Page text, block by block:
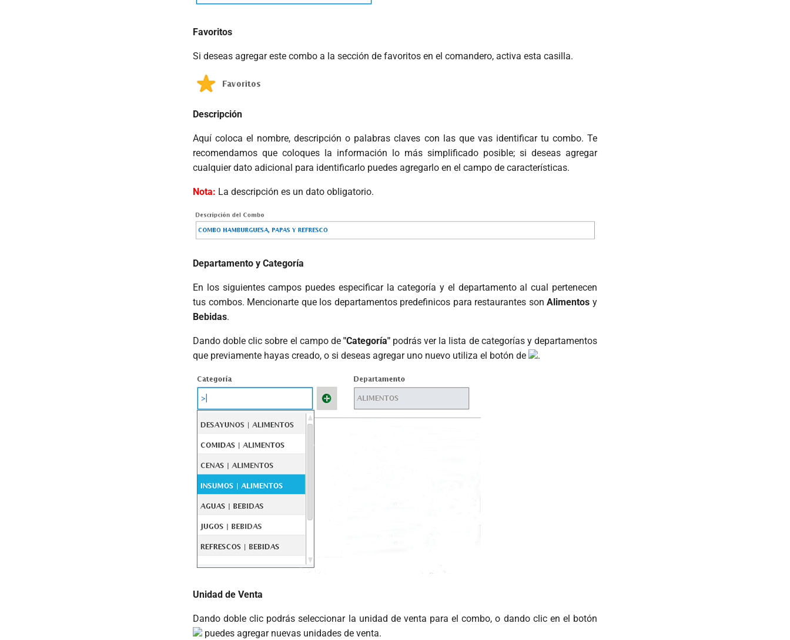
Favoritos
Si deseas agregar este combo a la sección de favoritos en el comandero, activa esta casilla.
Descripción
Aquí coloca el nombre, descripción o palabras claves con las que vas identificar tu combo. Te
recomendamos que coloques la información lo más simplificado posible; si deseas agregar
cualquier dato adicional para identificarlo puedes agregarlo en el campo de características.
Nota: La descripción es un dato obligatorio.
Departamento y Categoría
En los siguientes campos puedes especificar la categoría y el departamento al cual pertenecen
tus combos. Mencionarte que los departamentos predefinicos para restaurantes sonAlimentos y
Bebidas.
Dando doble clic sobre el campo de "Categoría"podrás ver la lista de categorías y departamentos
que previamente hayas creado, o si deseas agregar uno nuevo utiliza el botón de
.
Unidad de Venta
Dando doble clic podrás seleccionar la unidad de venta para el combo, o dando clic en el botón
puedes agregar nuevas unidades de venta.